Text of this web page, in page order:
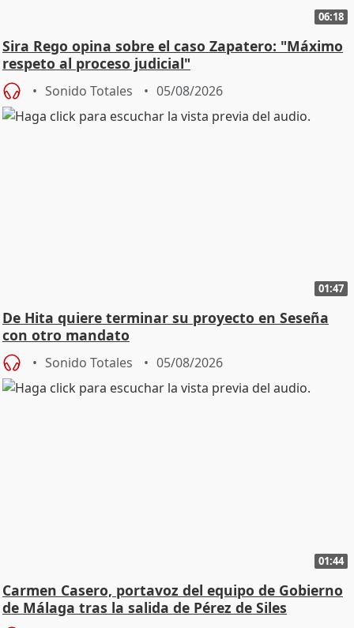
06:18
Sira Rego opina sobre el caso Zapatero: "Máximo
respeto al proceso judicial"
Sonido Totales 05/08/2026
01:47
De Hita quiere terminar su proyecto en Seseña
con otro mandato
Sonido Totales 05/08/2026
01:44
Carmen Casero, portavoz del equipo de Gobierno
de Málaga tras la salida de Pérez de Siles